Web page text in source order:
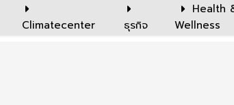
Climatecenter ธุรกิจ
Health
Wellness